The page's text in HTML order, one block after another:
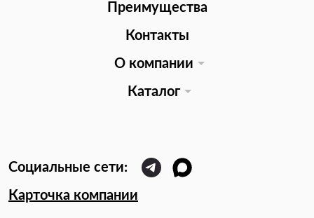
Преимущества
Контакты
О компании
Каталог
Карточка компании